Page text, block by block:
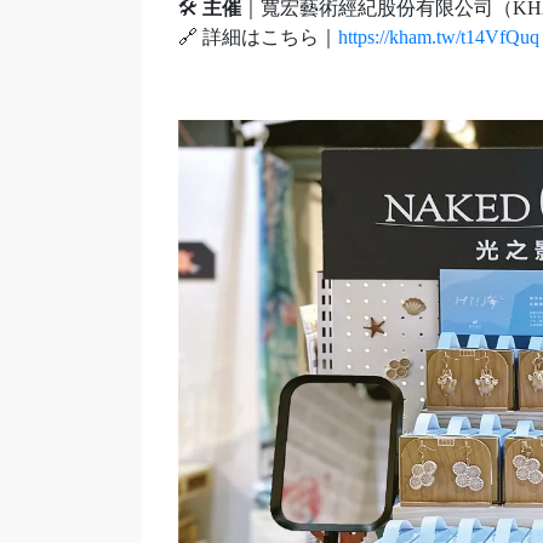
🛠️ 主催 ｜寬宏藝術經紀股份有限公司（
🔗 詳細はこちら｜ https://kham.tw/t14VfQuq